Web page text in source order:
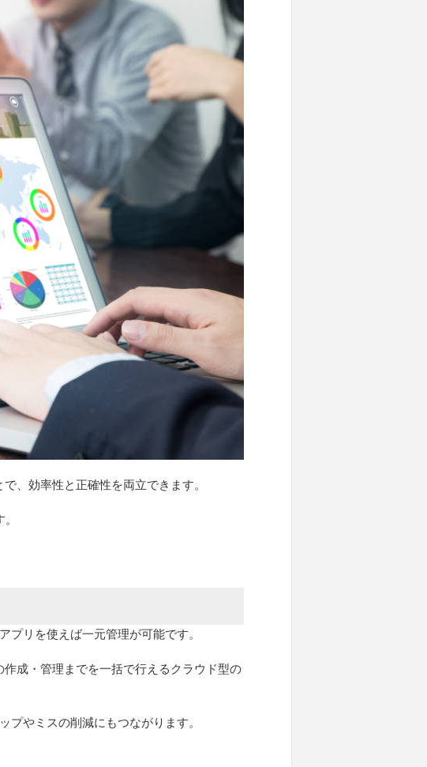
、効率性と正確性を両立できます。
プリを使えば一元管理が可能です。
成・管理までを一括で行えるクラウド型の
プやミスの削減にもつながります。